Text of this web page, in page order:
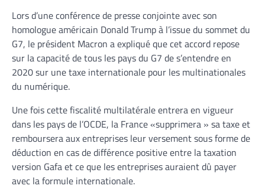
Lors d’une conférence de presse conjointe avec son
homologue américain Donald Trump à l’issue du sommet du
G7, le président Macron a expliqué que cet accord repose
sur la capacité de tous les pays du G7 de s’entendre en
2020 sur une taxe internationale pour les multinationales
du numérique.
Une fois cette fiscalité multilatérale entrera en vigueur
dans les pays de l’OCDE, la France «supprimera » sa taxe et
remboursera aux entreprises leur versement sous forme de
déduction en cas de différence positive entre la taxation
version Gafa et ce que les entreprises auraient dû payer
avec la formule internationale.